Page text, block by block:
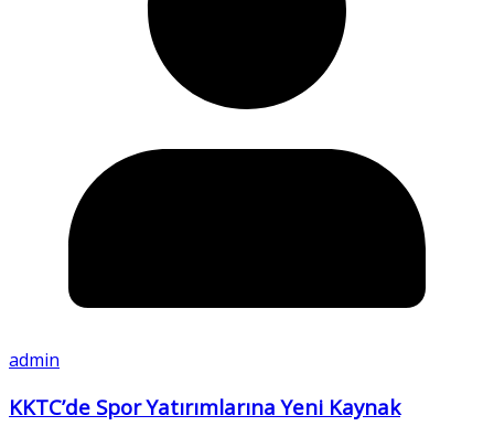
admin
KKTC’de Spor Yatırımlarına Yeni Kaynak